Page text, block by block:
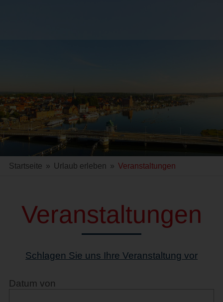
Startseite » Urlaub erleben » Veranstaltungen
Veranstaltungen
Schlagen Sie uns Ihre Veranstaltung vor
Datum von